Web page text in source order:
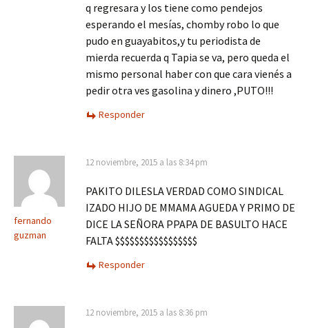
q regresara y los tiene como pendejos
esperando el mesías, chomby robo lo que
pudo en guayabitos,y tu periodista de
mierda recuerda q Tapia se va, pero queda el
mismo personal haber con que cara vienés a
pedir otra ves gasolina y dinero ,PUTO!!!
Responder
fernando
guzman
12 noviembre, 2015 a las 8:34 pm
PAKITO DILESLA VERDAD COMO SINDICAL
IZADO HIJO DE MMAMA AGUEDA Y PRIMO DE
DICE LA SEÑORA PPAPA DE BASULTO HACE
FALTA $$$$$$$$$$$$$$$$$
Responder
12 noviembre, 2015 a las 8:36 pm